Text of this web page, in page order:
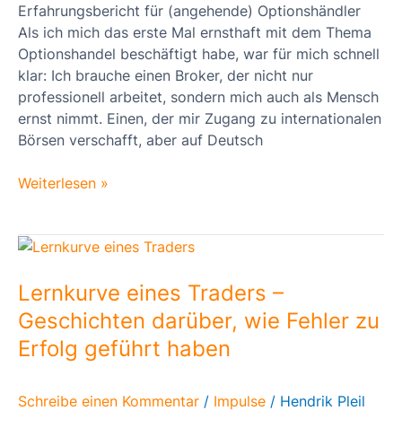
Erfahrungsbericht für (angehende) Optionshändler
Als ich mich das erste Mal ernsthaft mit dem Thema
Optionshandel beschäftigt habe, war für mich schnell
klar: Ich brauche einen Broker, der nicht nur
professionell arbeitet, sondern mich auch als Mensch
ernst nimmt. Einen, der mir Zugang zu internationalen
Börsen verschafft, aber auf Deutsch
Weiterlesen »
Lernkurve eines Traders –
Geschichten darüber, wie Fehler zu
Erfolg geführt haben
Schreibe einen Kommentar / Impulse / Hendrik Pleil
Lernkurve
Traders
–
Geschichten
darüber,
Fehler